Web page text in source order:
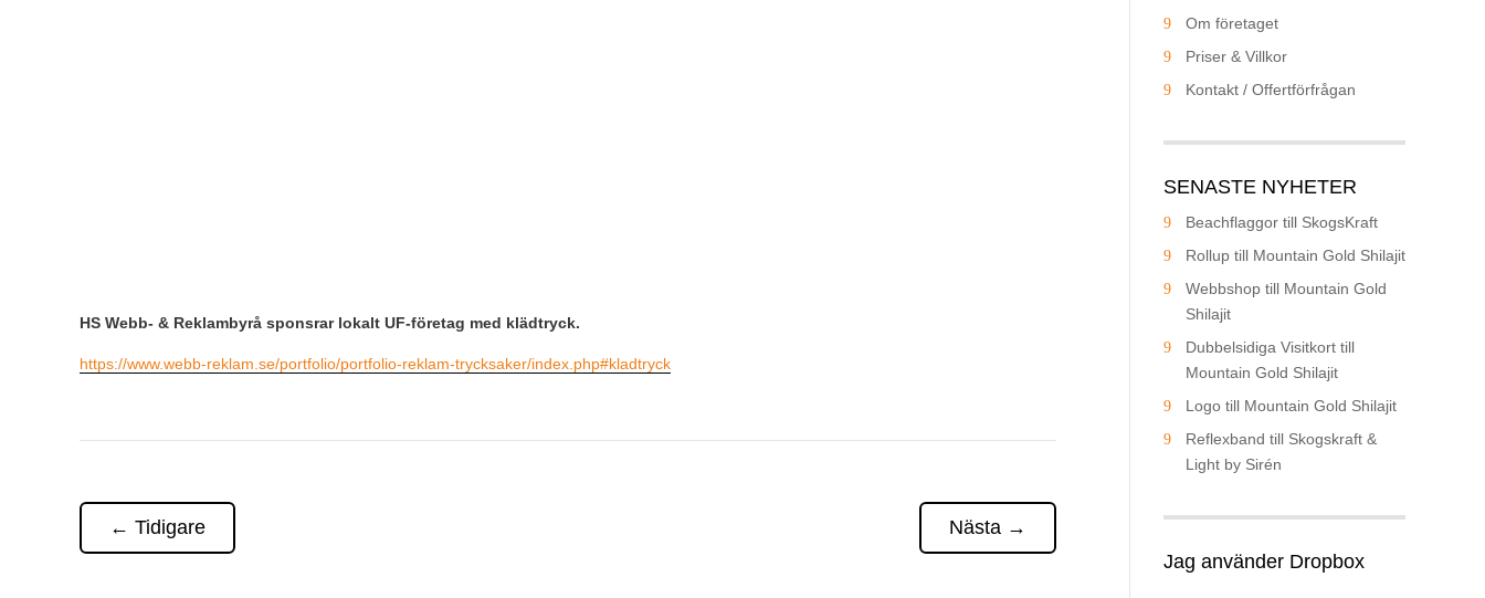
HS Webb- & Reklambyrå sponsrar lokalt UF-företag med klädtryck.
https://www.webb-reklam.se/portfolio/portfolio-reklam-trycksaker/index.php#kladtryck
← Tidigare Nästa→
Om företaget
Priser & Villkor
Kontakt / Offertförfrågan
SENASTE NYHETER
Beachflaggor till SkogsKraft
Rollup till Mountain Gold Shilajit
Webbshop till Mountain Gold
Shilajit
Dubbelsidiga Visitkort till
Mountain Gold Shilajit
Logo till Mountain Gold Shilajit
Reflexband till Skogskraft &
Light by Sirén
Jag använder Dropbox